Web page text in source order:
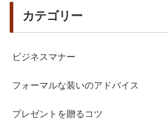
カテゴリー
ビジネスマナー
フォーマルな装いのアドバイス
プレゼントを贈るコツ